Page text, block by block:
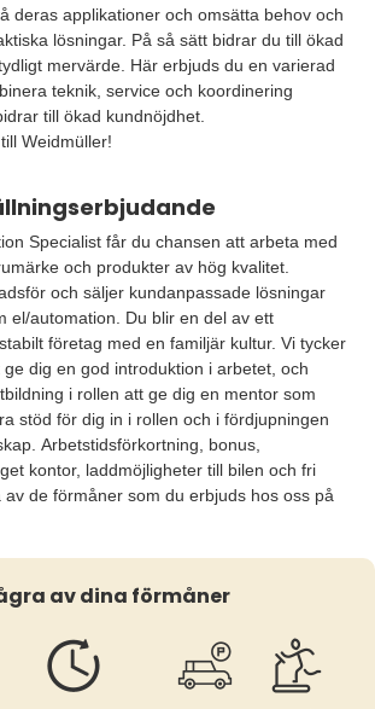
deras applikationer och omsätta behov och
lösningar. På så sätt bidrar du till ökad
mervärde. Här erbjuds du en varierad
teknik, service och koordinering
till ökad kundnöjdhet.
Weidmüller!
Specialist får du chansen att arbeta med
och produkter av hög kvalitet.
och säljer kundanpassade lösningar
el/automation. Du blir en del av ett
företag med en familjär kultur. Vi tycker
dig en god introduktion i arbetet, och
i rollen att ge dig en mentor som
stöd för dig in i rollen och i fördjupningen
Arbetstidsförkortning, bonus,
kontor, laddmöjligheter till bilen och fri
de förmåner som du erbjuds hos oss på
av dina förmåner